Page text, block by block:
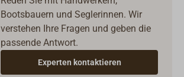
Bootsbauern und Seglerinnen. Wir
verstehen Ihre Fragen und geben die
passende Antwort.
Experten kontaktieren